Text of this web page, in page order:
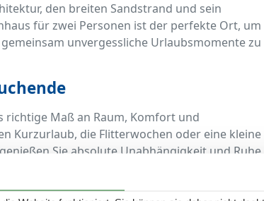
den breiten Sandstrand und sein
für zwei Personen ist der perfekte Ort, um
unvergessliche Urlaubsmomente zu
richtige Maß an Raum, Komfort und
Kurzurlaub, die Flitterwochen oder eine kleine
Sie absolute Unabhängigkeit und Ruhe.
sind Sie hier ganz für sich. Keine Nachbarn
10 Uhr schließt – sondern pure Freiheit in